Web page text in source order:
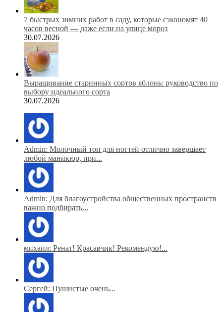
7 быстрых зимних работ в саду, которые сэкономят 40
часов весной — даже если на улице мороз
30.07.2026
Выращивание старинных сортов яблонь: руководство по
выбору идеального сорта
30.07.2026
Admin: Молочный топ для ногтей отлично завершает
любой маникюр, при...
Admin: Для благоустройства общественных пространств
важно подбирать...
михаил: Ренат! Красавчик! Рекомендую!...
Сергей: Пушистые очень...